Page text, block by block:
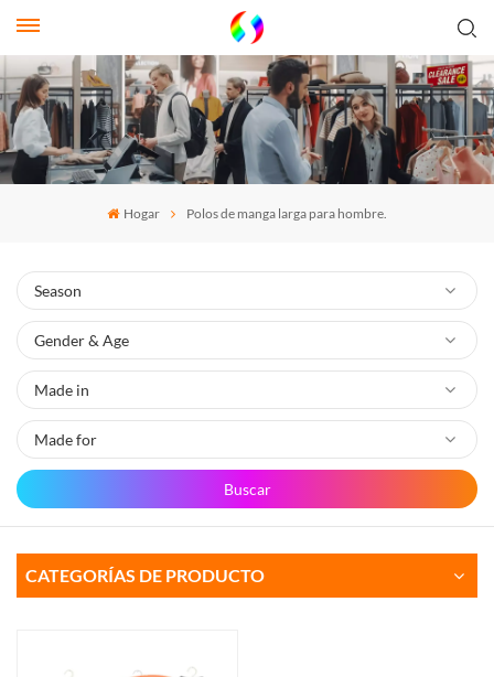
Hogar Polos de manga larga para hombre.
Buscar
CATEGORÍAS DE PRODUCTO